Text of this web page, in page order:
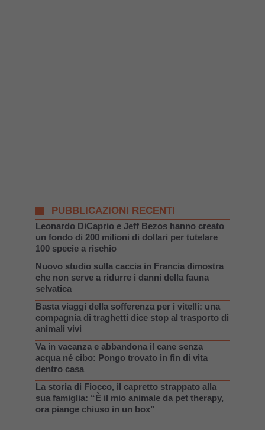
PUBBLICAZIONI RECENTI
Leonardo DiCaprio e Jeff Bezos hanno creato
un fondo di 200 milioni di dollari per tutelare
100 specie a rischio
Nuovo studio sulla caccia in Francia dimostra
che non serve a ridurre i danni della fauna
selvatica
Basta viaggi della sofferenza per i vitelli: una
compagnia di traghetti dice stop al trasporto di
animali vivi
Va in vacanza e abbandona il cane senza
acqua né cibo: Pongo trovato in fin di vita
dentro casa
La storia di Fiocco, il capretto strappato alla
sua famiglia: “È il mio animale da pet therapy,
ora piange chiuso in un box”